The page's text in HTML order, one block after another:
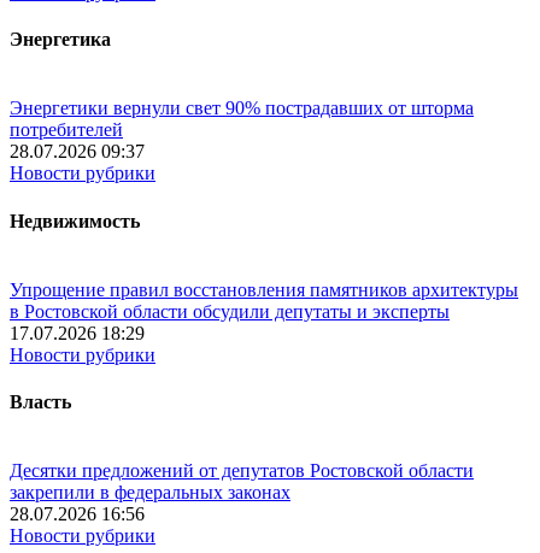
Энергетика
Энергетики вернули свет 90% пострадавших от шторма
потребителей
28.07.2026 09:37
Новости рубрики
Недвижимость
Упрощение правил восстановления памятников архитектуры
в Ростовской области обсудили депутаты и эксперты
17.07.2026 18:29
Новости рубрики
Власть
Десятки предложений от депутатов Ростовской области
закрепили в федеральных законах
28.07.2026 16:56
Новости рубрики